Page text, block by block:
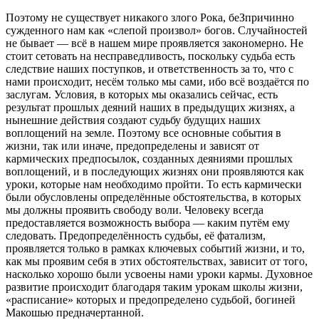
Поэтому не существует никакого злого Рока, беЗпричинно
сужденного нам как «слепой произвол» богов. Случайностей
не бывает — всё в нашем мире проявляется закономерно. Не
стоит сетовать на несправедливость, поскольку судьба есть
следствие наших поступков, и ответственность за то, что с
нами происходит, несём только мы сами, ибо всё воздаётся по
заслугам. Условия, в которых мы оказались сейчас, есть
результат прошлых деяний наших в предыдущих жизнях, а
нынешние действия создают судьбу будущих наших
воплощений на земле. Поэтому все основные события в
жизни, так или иначе, предопределены и зависят от
кармических предпосылок, созданных деяниями прошлых
воплощений, и в последующих жизнях они проявляются как
уроки, которые нам необходимо пройти. То есть кармически
были обусловлены определённые обстоятельства, в которых
мы должны проявить свободу воли. Человеку всегда
предоставляется возможность выбора — каким путём ему
следовать. Предопределённость судьбы, её фатализм,
проявляется только в рамках ключевых событий жизни, и то,
как мы проявим себя в этих обстоятельствах, зависит от того,
насколько хорошо были усвоены нами уроки кармы. Духовное
развитие происходит благодаря таким урокам школы жизни,
«расписание» которых и предопределено судьбой, богиней
Макошью предначертанной.